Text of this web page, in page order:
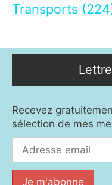
Transports
Recevez
sélection de mes